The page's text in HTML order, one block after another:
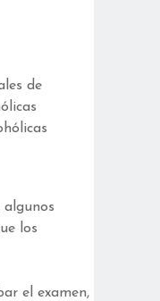
de
los
el examen,